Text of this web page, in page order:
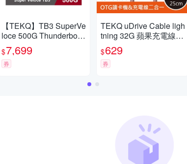
【TEKQ】TB3 SuperVe
loce 500G Thunderbolt
3 Crucial P2 SSD 外接
硬碟 夜幕綠
$7,699
券
TEKQ uDrive Cable ligh
tning 32G 蘋果充電線隨
身碟
$629
券